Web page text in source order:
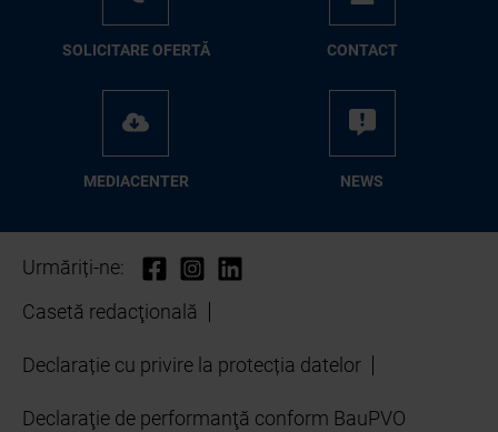
SO­LI­CI­TA­RE OFER­TĂ CON­TA­CT
ME­D­IA­CEN­TER NEWS
Urmăriți-ne:
Casetă redacţională
Declarație cu privire la protecția datelor
Declaraţie de performanţă conform BauPVO